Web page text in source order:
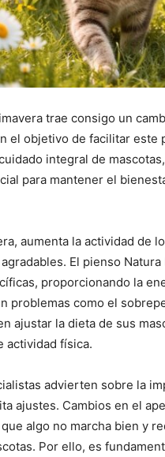
trae consigo un
el objetivo de facilitar este
integral de
para mantener el
aumenta la actividad de
El pienso
proporcionando la
problemas como el
ajustar la dieta de sus
actividad física.
advierten sobre la
ajustes. Cambios en el
algo no marcha bien y
Por ello, es